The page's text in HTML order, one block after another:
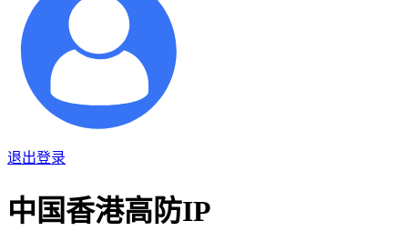
退出登录
中国香港高防IP